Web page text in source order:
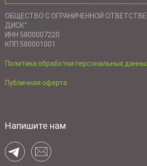
ОБЩЕСТВО С ОГРАНИЧЕННОЙ
ДИСК"
ИНН 5800007220
КПП 580001001
Политика обработки персональных
Публичная оферта
Напишите нам